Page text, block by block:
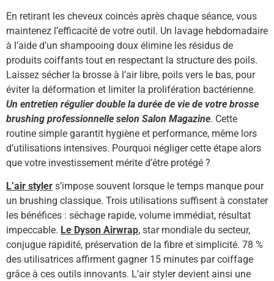
En retirant les cheveux coincés après chaque séance, vous
maintenez l’efficacité de votre outil. Un lavage hebdomadaire
à l’aide d’un shampooing doux élimine les résidus de
produits coiffants tout en respectant la structure des poils.
Laissez sécher la brosse à l’air libre, poils vers le bas, pour
éviter la déformation et limiter la prolifération bactérienne.
Un entretien régulier double la durée de vie de votre brosse
brushing professionnelle selon Salon Magazine. Cette
routine simple garantit hygiène et performance, même lors
d’utilisations intensives. Pourquoi négliger cette étape alors
que votre investissement mérite d’être protégé ?
L’air styler s’impose souvent lorsque le temps manque pour
un brushing classique. Trois utilisations suffisent à constater
les bénéfices : séchage rapide, volume immédiat, résultat
impeccable. Le Dyson Airwrap, star mondiale du secteur,
conjugue rapidité, préservation de la fibre et simplicité. 78 %
des utilisatrices affirment gagner 15 minutes par coiffage
grâce à ces outils innovants. L’air styler devient ainsi une